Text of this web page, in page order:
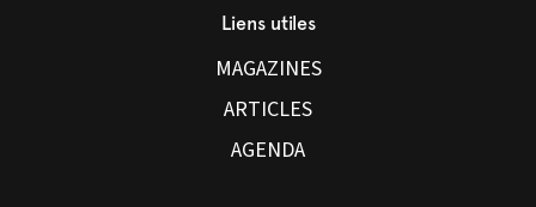
Liens utiles
MAGAZINES
ARTICLES
AGENDA